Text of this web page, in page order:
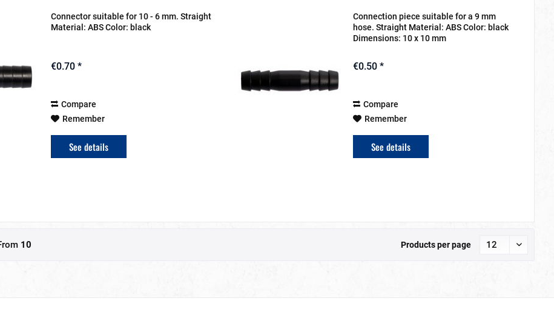
Connector suitable for 10 - 6 mm. Straight
Material: ABS Color: black
€0.70 *
Compare
Remember
See details
Connection piece suitable for a 9 mm
hose. Straight Material: ABS Color: black
Dimensions: 10 x 10 mm
€0.50 *
Compare
Remember
See details
10 Products per page